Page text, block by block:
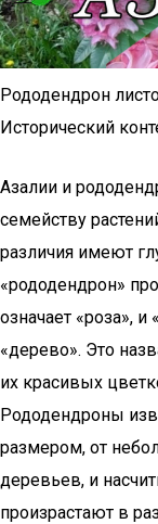
Рододендрон
Исторический
Азалии и
семейству
различия имеют
«рододендрон»
означает «роза», и
«дерево». Это
их красивых
Рододендроны
размером, от
деревьев, и
произрастают в